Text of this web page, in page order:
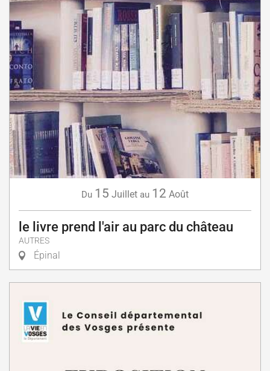
Du 15 Juillet au 12 Août
le livre prend l'air au parc du château
AUTRES
Épinal